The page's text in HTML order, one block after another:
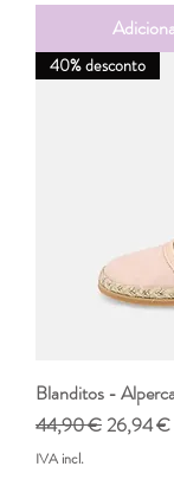
40% desconto
Blanditos -
Preço normal
44,90 €Preço
26,94 €
IVA incl.